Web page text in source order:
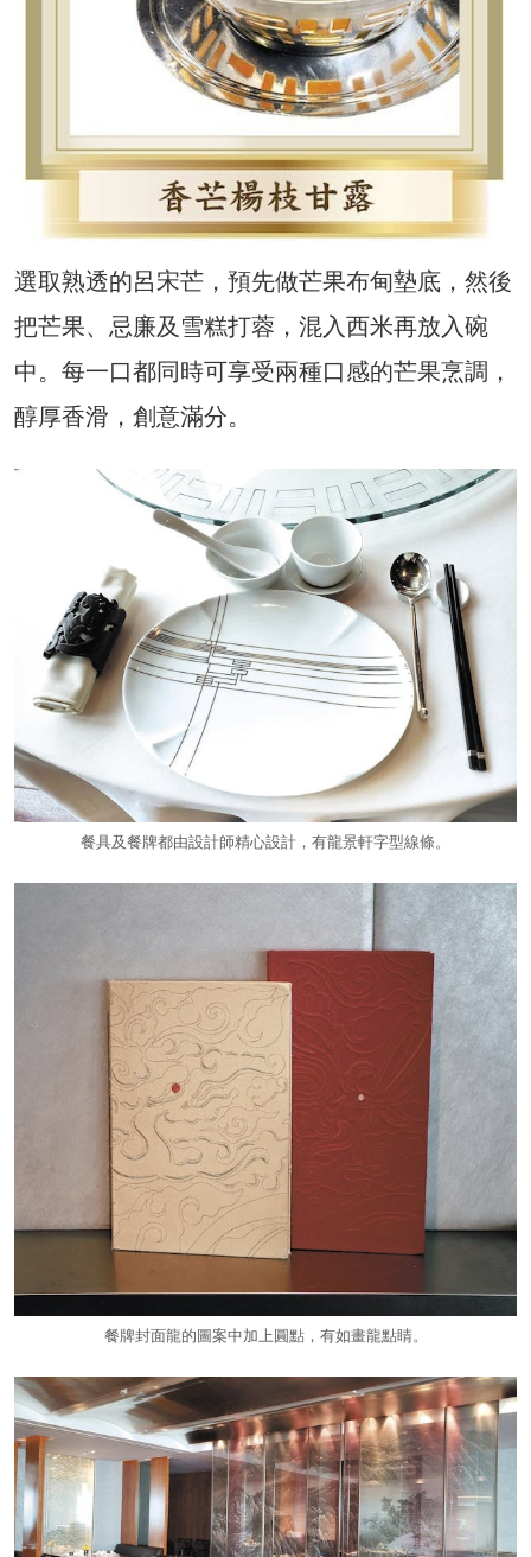
選取熟透的呂宋芒，預先做芒果布甸墊底，然後
把芒果、忌廉及雪糕打蓉，混入西米再放入碗
中。每一口都同時可享受兩種口感的芒果烹調，
醇厚香滑，創意滿分。
餐具及餐牌都由設計師精心設計，有龍景軒字型線條。
餐牌封面龍的圖案中加上圓點，有如畫龍點睛。